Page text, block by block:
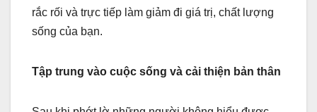
rắc rối và trực tiếp làm giảm đi giá trị, chất lượng
sống của bạn.
Tập trung vào cuộc sống và cải thiện bản thân